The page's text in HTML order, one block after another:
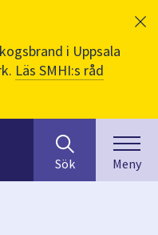
i Uppsala
Läs SMHI:s råd
efter
innehåll
på
Sök Meny